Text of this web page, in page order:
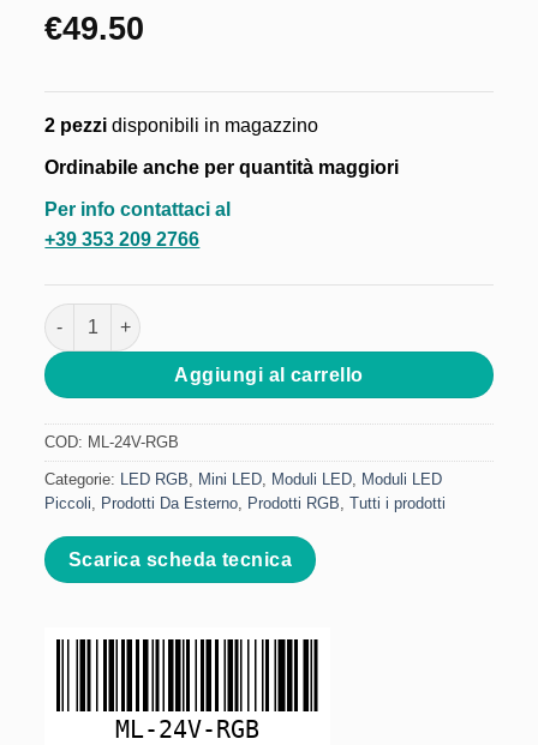
€49.50
2 pezzi disponibili in magazzino
Ordinabile anche per quantità maggiori
Per info contattaci al
+39 353 209 2766
Modulo LED 1 Diodo RGB - 24V 0.72W quantità
Aggiungi al carrello
COD: ML-24V-RGB
Categorie: LED RGB Mini LED Moduli LED Moduli LED
Piccoli
Prodotti Da Esterno Prodotti RGB ,Tutti i prodotti
Scarica scheda tecnica
ML-24V-RGB